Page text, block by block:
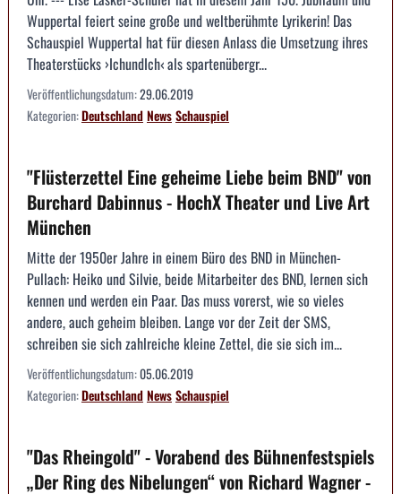
Wuppertal feiert seine große und weltberühmte Lyrikerin! Das
Schauspiel Wuppertal hat für diesen Anlass die Umsetzung ihres
Theaterstücks ›IchundIch‹ als spartenübergr...
Veröffentlichungsdatum:29.06.2019
Kategorien:DeutschlandNewsSchauspiel
"Flüsterzettel Eine geheime Liebe beim BND" von
Burchard Dabinnus - HochX Theater und Live Art
München
Mitte der 1950er Jahre in einem Büro des BND in München-
Pullach: Heiko und Silvie, beide Mitarbeiter des BND, lernen sich
kennen und werden ein Paar. Das muss vorerst, wie so vieles
andere, auch geheim bleiben. Lange vor der Zeit der SMS,
schreiben sie sich zahlreiche kleine Zettel, die sie sich im...
Veröffentlichungsdatum:05.06.2019
Kategorien:DeutschlandNewsSchauspiel
"Das Rheingold" - Vorabend des Bühnenfestspiels
„Der Ring des Nibelungen“ von Richard Wagner -